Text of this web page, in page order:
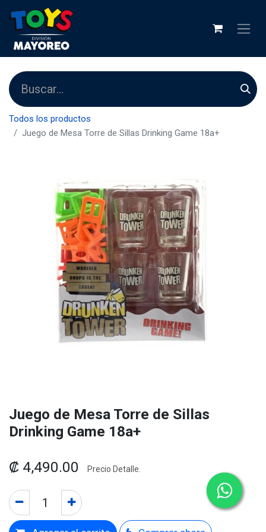
Todos los productos
Juego de Mesa Torre de Sillas Drinking Game 18a+
Juego de Mesa Torre de Sillas
Drinking Game 18a+
₡ 4,490.00 Precio Detalle.